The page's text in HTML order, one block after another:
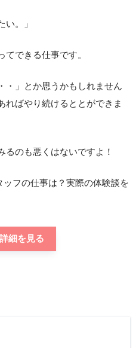
い。」
できる仕事です。
・」とか思うかもしれません
ればやり続けるととができま
のも悪くはないですよ！
フの仕事は？実際の体験談を
細を見る